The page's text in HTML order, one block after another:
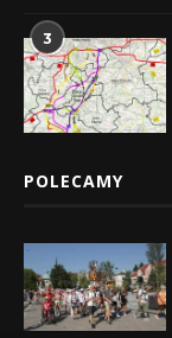
3
POLECAMY